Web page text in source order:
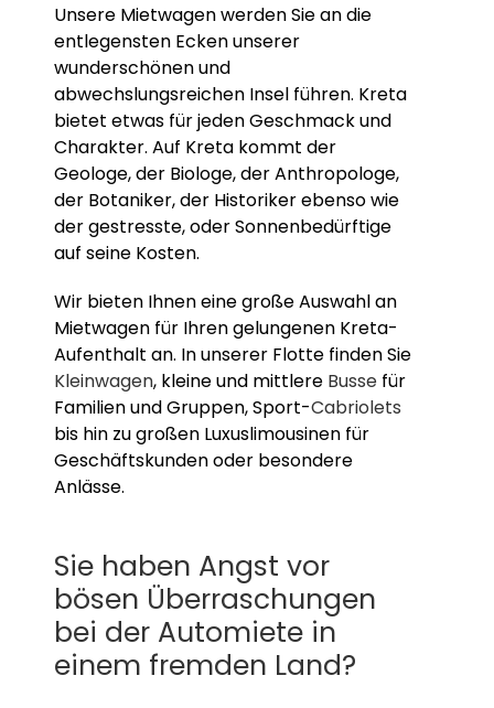
Unsere Mietwagen werden Sie an die
entlegensten Ecken unserer
wunderschönen und
abwechslungsreichen Insel führen. Kreta
bietet etwas für jeden Geschmack und
Charakter. Auf Kreta kommt der
Geologe, der Biologe, der Anthropologe,
der Botaniker, der Historiker ebenso wie
der gestresste, oder Sonnenbedürftige
auf seine Kosten.
Wir bieten Ihnen eine große Auswahl an
Mietwagen für Ihren gelungenen Kreta-
Aufenthalt an. In unserer Flotte finden Sie
Kleinwagen, kleine und mittlere Busse für
Familien und Gruppen, Sport-Cabriolets
bis hin zu großen Luxuslimousinen für
Geschäftskunden oder besondere
Anlässe.
Sie haben Angst vor
bösen Überraschungen
bei der Automiete in
einem fremden Land?